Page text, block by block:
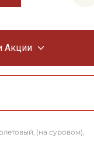
Акции
(на суровом),